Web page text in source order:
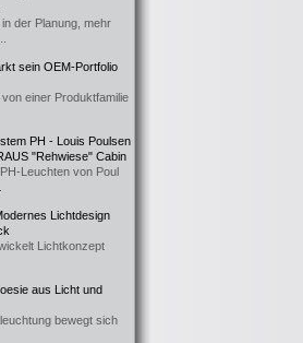
der Planung, mehr
sein OEM-Portfolio
einer Produktfamilie
PH - Louis Poulsen
"Rehwiese" Cabin
Leuchten von Poul
Lichtdesign
Lichtkonzept
aus Licht und
bewegt sich